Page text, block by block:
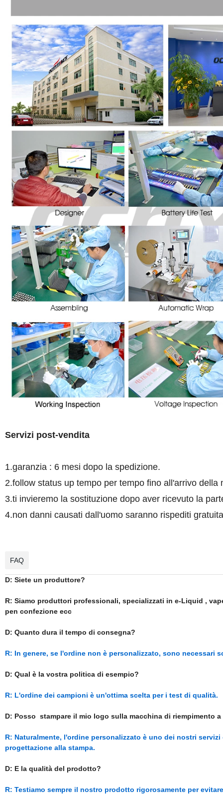
Servizi post-vendita
1.garanzia : 6 mesi dopo la spedizione.
2.follow status up tempo per tempo fino all'arrivo della
3.ti invieremo la sostituzione dopo aver ricevuto la
4.non danni causati dall'uomo saranno rispediti
FAQ
D: Siete un produttore?
R: Siamo produttori professionali, specializzati in e-Liquid ,
pen confezione ecc
D: Quanto dura il tempo di consegna?
R: In genere, se l'ordine non è personalizzato, sono necessari
D: Qual è la vostra politica di esempio?
R: L'ordine dei campioni è un'ottima scelta per i test di qualità.
D: Posso stampare il mio logo sulla macchina di riempimento
R: Naturalmente, l'ordine personalizzato è uno dei nostri
progettazione alla stampa.
D: E la qualità del prodotto?
R: Testiamo sempre il nostro prodotto rigorosamente per